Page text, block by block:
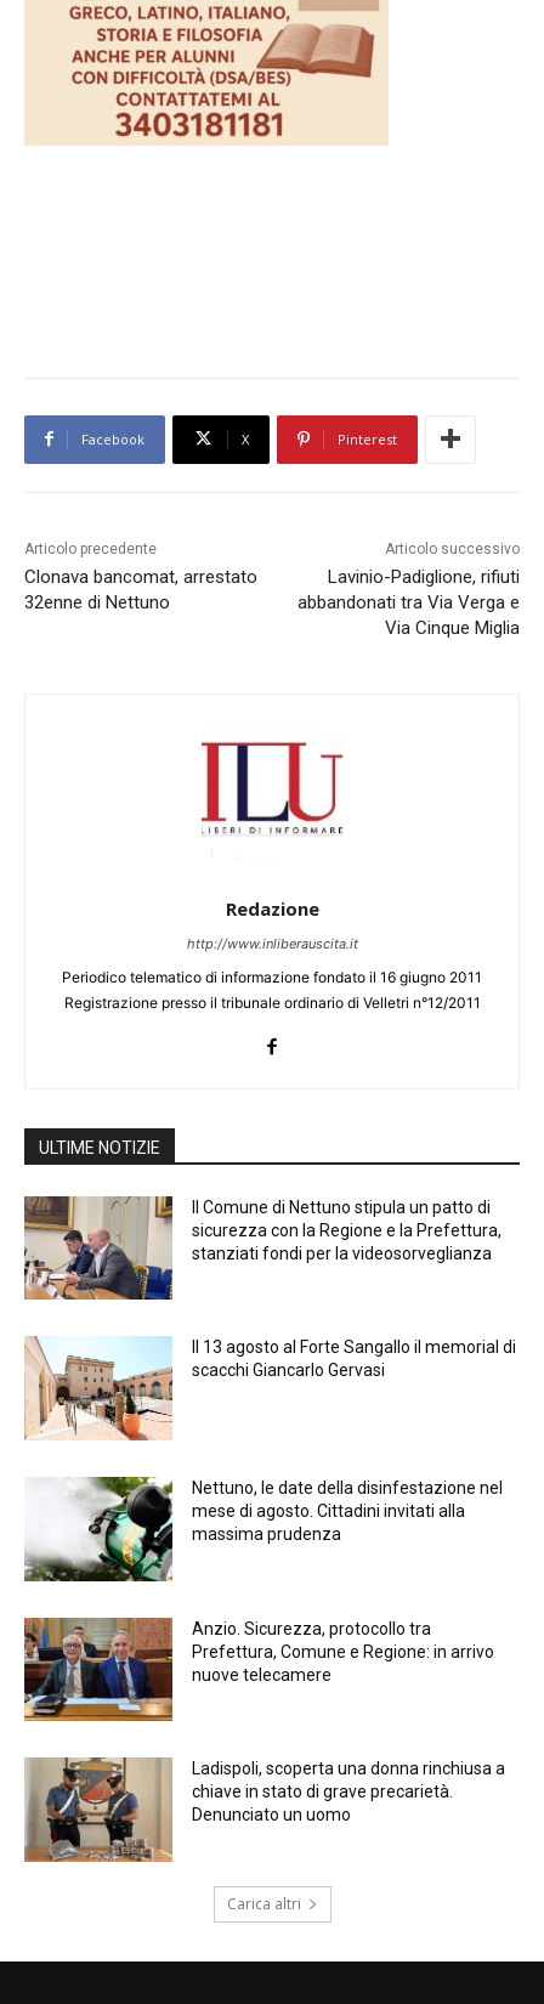
Facebook X Pinterest
Articolo precedente
Clonava bancomat, arrestato
32enne di Nettuno
Articolo successivo
Lavinio-Padiglione, rifiuti
abbandonati tra Via Verga e
Via Cinque Miglia
Redazione
http://www.inliberauscita.it
Periodico telematico di informazione fondato il 16 giugno 2011
Registrazione presso il tribunale ordinario di Velletri n°12/2011
ULTIME NOTIZIE
Il Comune di Nettuno stipula un patto di
sicurezza con la Regione e la Prefettura,
stanziati fondi per la videosorveglianza
Il 13 agosto al Forte Sangallo il memorial di
scacchi Giancarlo Gervasi
Nettuno, le date della disinfestazione nel
mese di agosto. Cittadini invitati alla
massima prudenza
Anzio. Sicurezza, protocollo tra
Prefettura, Comune e Regione: in arrivo
nuove telecamere
Ladispoli, scoperta una donna rinchiusa a
chiave in stato di grave precarietà.
Denunciato un uomo
Carica altri